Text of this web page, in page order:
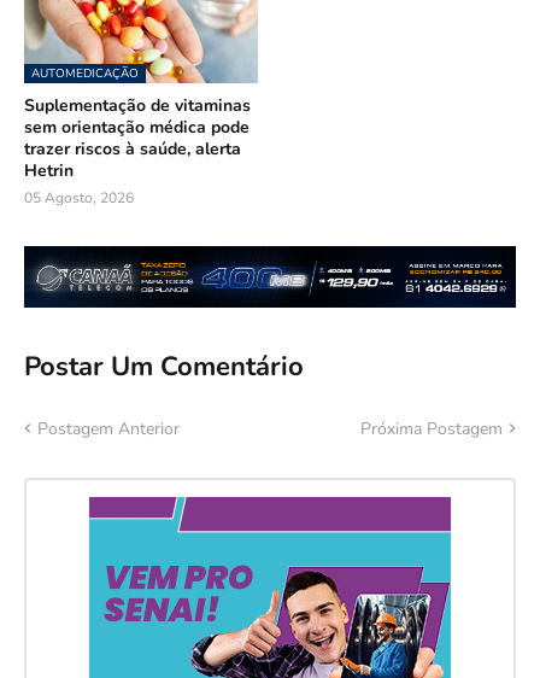
AUTOMEDICAÇÃO
Suplementação de vitaminas
sem orientação médica pode
trazer riscos à saúde, alerta
Hetrin
05 Agosto, 2026
Postar Um Comentário
Postagem Anterior Próxima Postagem